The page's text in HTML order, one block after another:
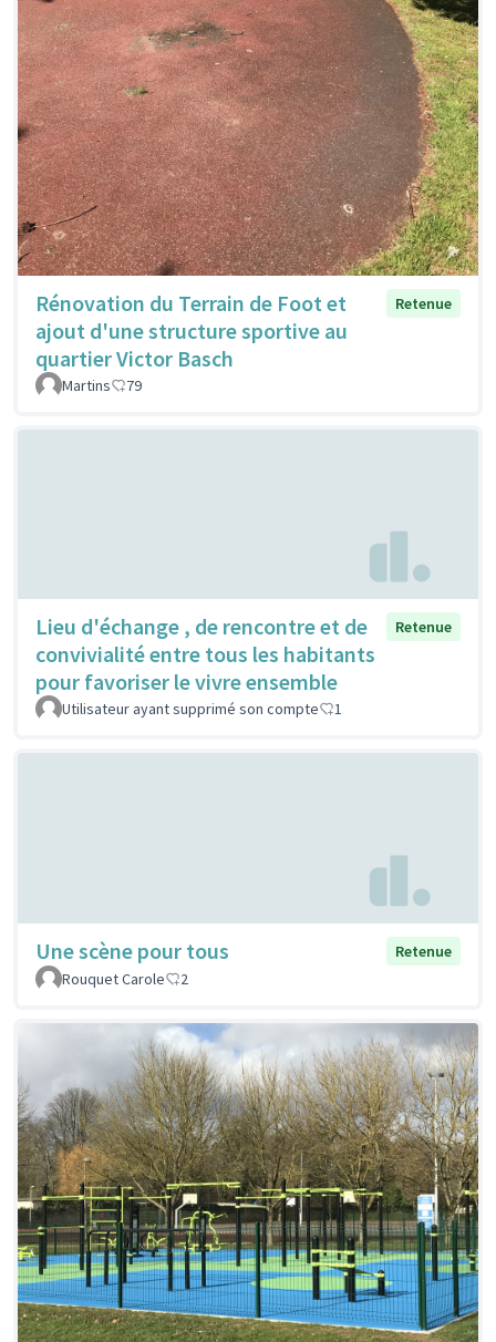
Rénovation du Terrain de Foot et
ajout d'une structure sportive au
quartier Victor Basch
Retenue
Martins 79
Lieu d'échange , de rencontre et de
convivialité entre tous les habitants
pour favoriser le vivre ensemble
Retenue
Utilisateur ayant supprimé son compte 1
Une scène pour tous
Retenue
Rouquet Carole
2